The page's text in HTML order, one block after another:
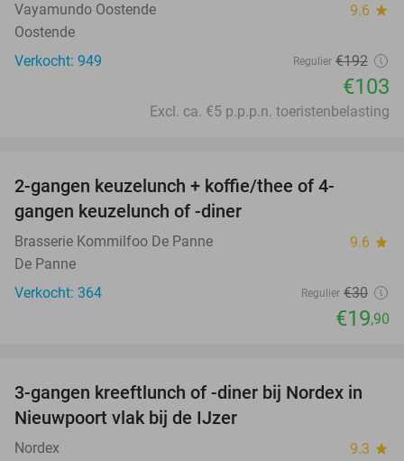
Vayamundo Oostende 9.6 star
Oostende
Verkocht: 949
Regulier €192
€103
Excl. ca. €5 p.p.p.n. toeristenbelasting
2-gangen keuzelunch + koffie/thee of 4-
gangen keuzelunch of -diner
Brasserie Kommilfoo De Panne 9.6 star
De Panne
Verkocht: 364
Regulier €30
€19,90
31%
3-gangen kreeftlunch of -diner bij Nordex in
Nieuwpoort vlak bij de IJzer
Nordex 9.3 star